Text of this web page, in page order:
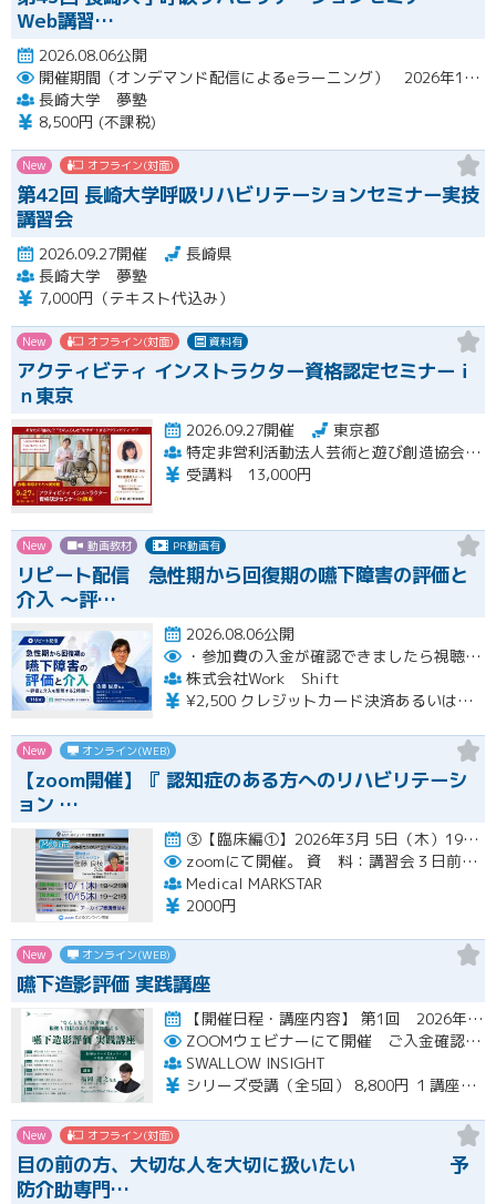
Web講習…
2026.08.06公開
開催期間（オンデマンド配信によるeラーニング） 2026年10月2日（金）～10月29日（木）
長崎大学 夢塾
8,500円 (不課税)
New オフライン(対面)
第42回 長崎大学呼吸リハビリテーションセミナー実技
講習会
2026.09.27開催
長崎県
長崎大学 夢塾
7,000円（テキスト代込み）
New オフライン(対面) 資料有
アクティビティ インストラクター資格認定セミナーｉ
ｎ東京
2026.09.27開催
東京都
特定非営利活動法人芸術と遊び創造協会 高齢者アクティビティ開発センター
受講料 13,000円
New 動画教材 PR動画有
リピート配信 急性期から回復期の嚥下障害の評価と
介入 〜評…
2026.08.06公開
・参加費の入金が確認できましたら視聴用URLとパスワードおよび資料をお申込みいただきましたメールアドレスに送付します。
株式会社Work Shift
¥2,500 クレジットカード決済あるいは銀行振込となります。
New オンライン(WEB)
【zoom開催】『 認知症のある方へのリハビリテーシ
ョン …
③【臨床編①】2026年3月 5日（木）19:00〜21:00（アーカイブ配信１ヶ月間） ④【臨床編②】2026年…開催
zoomにて開催。
資 料：講習会３日前までに、PDFデータまたはGoogleドライブにてお送りいたします。
Medical MARKSTAR
2000円
New オンライン(WEB)
嚥下造影評価 実践講座
【開催日程・講座内容】 第1回 2026年10月31日（土）19：00～20：30（見逃し配信視聴期間：2026…開催
ZOOMウェビナーにて開催 ご入金確認後メールにてURLをお知らせいたします
SWALLOW INSIGHT
シリーズ受講（全5回） 8,800円 １講座ごと 2,200円
New オフライン(対面)
目の前の方、大切な人を大切に扱いたい 予
防介助専門…